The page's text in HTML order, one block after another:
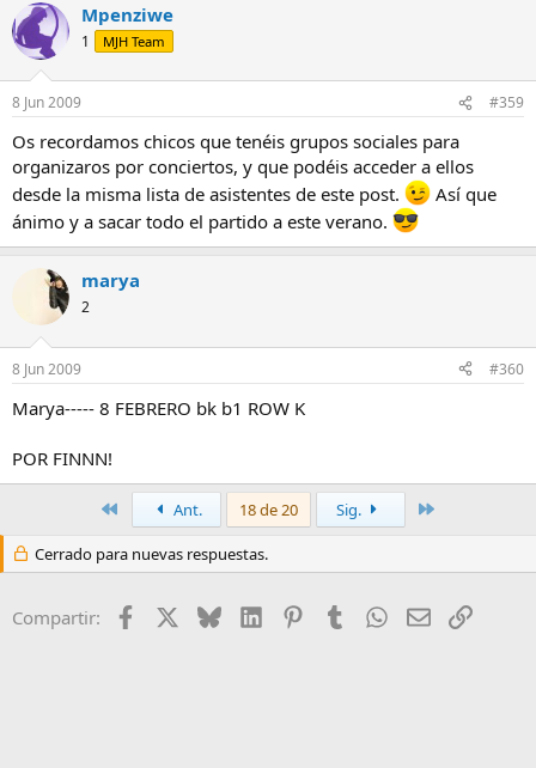
Mpenziwe
1 MJH Team
8 Jun 2009 #359
Os recordamos chicos que tenéis grupos sociales para
organizaros por conciertos, y que podéis acceder a ellos
desde la misma lista de asistentes de este post.
Así que
ánimo y a sacar todo el partido a este verano.
marya
2
8 Jun 2009 #360
Marya----- 8 FEBRERO bk b1 ROW K
POR FINNN!
PrimeroAnt. 18 de 20 Sig.
Cerrado para nuevas respuestas.
Compartir: Facebook BlueskyLinkedInPinterestTumblr WhatsApp
EmailEnlace